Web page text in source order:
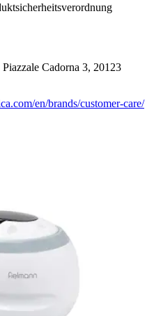
Cadorna 3, 20123
en/brands/customer-care/